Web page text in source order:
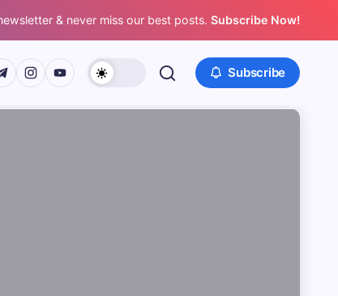
& never miss our best posts. Subscribe Now!
t.me/
https://www.instagram.com/
https://youtube.com/ Subscribe